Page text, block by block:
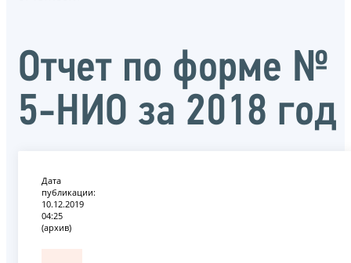
Отчет по форме №
5-НИО за 2018 год
Дата
публикации:
10.12.2019
04:25
(архив)